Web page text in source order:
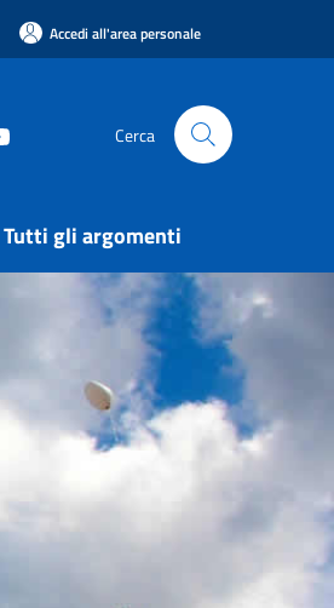
Accedi all'area personale
Cerca
Tutti gli argomenti